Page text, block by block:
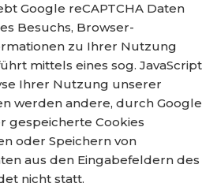
Google reCAPTCHA Daten
Besuchs, Browser-
zu Ihrer Nutzung
mittels eines sog. JavaScript
Ihrer Nutzung unserer
werden andere, durch Google
gespeicherte Cookies
oder Speichern von
aus den Eingabefeldern des
nicht statt.